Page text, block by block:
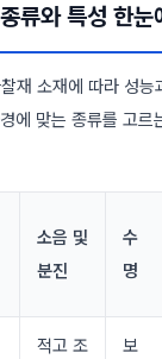
류와 특성 한눈
재 소재에 따라 성능
에 맞는 종류를 고르
소음 및
분진
수
명
적고 조
보